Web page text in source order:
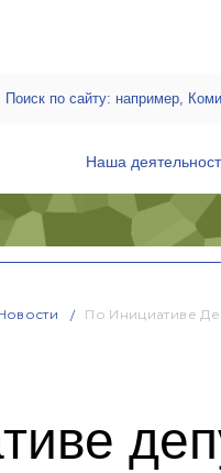
Наша
По Инициативе